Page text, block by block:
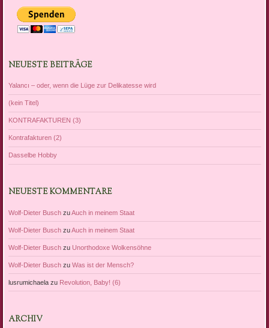
NEUESTE BEITRÄGE
Yalancı – oder, wenn die Lüge zur Delikatesse wird
(kein Titel)
KONTRAFAKTUREN (3)
Kontrafakturen (2)
Dasselbe Hobby
NEUESTE KOMMENTARE
Wolf-Dieter BuschzuAuch in meinem Staat
Wolf-Dieter BuschzuAuch in meinem Staat
Wolf-Dieter Buschzu Unorthodoxe Wolkensöhne
Wolf-Dieter Buschzu Was ist der Mensch?
lusrumichaelazu Revolution, Baby! (6)
ARCHIV